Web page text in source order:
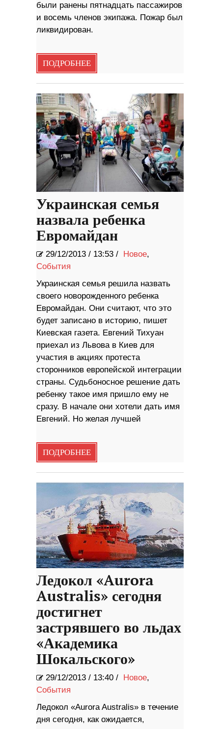
были ранены пятнадцать пассажиров
и восемь членов экипажа. Пожар был
ликвидирован.
ПОДРОБНЕЕ
Украинская семья
назвала ребенка
Евромайдан
29/12/2013 / 13:53 / Новое,
События
Украинская семья решила назвать
своего новорожденного ребенка
Евромайдан. Они считают, что это
будет записано в историю, пишет
Киевская газета. Евгений Тихуан
приехал из Львова в Киев для
участия в акциях протеста
сторонников европейской интеграции
страны. Судьбоносное решение дать
ребенку такое имя пришло ему не
сразу. В начале они хотели дать имя
Евгений. Но желая лучшей
ПОДРОБНЕЕ
Ледокол «Aurora
Australis» сегодня
достигнет
застрявшего во льдах
«Академика
Шокальского»
29/12/2013 / 13:40 / Новое,
События
Ледокол «Aurora Australis» в течение
дня сегодня, как ожидается,